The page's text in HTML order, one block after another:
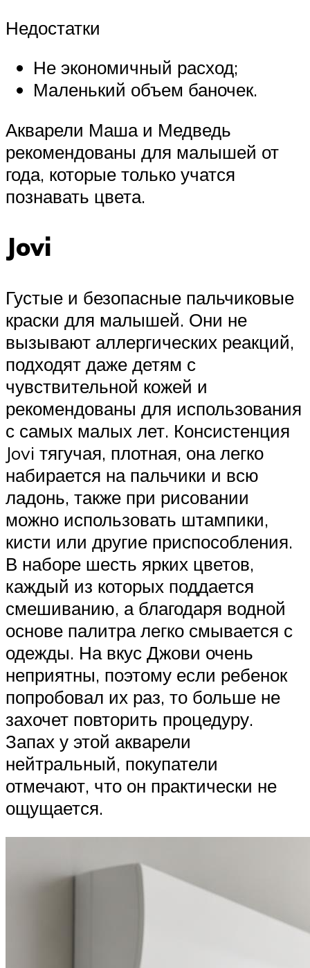
Недостатки
Не экономичный расход;
Маленький объем баночек.
Акварели Маша и Медведь
рекомендованы для малышей от
года, которые только учатся
познавать цвета.
Jovi
Густые и безопасные пальчиковые
краски для малышей. Они не
вызывают аллергических реакций,
подходят даже детям с
чувствительной кожей и
рекомендованы для использования
с самых малых лет. Консистенция
Jovi тягучая, плотная, она легко
набирается на пальчики и всю
ладонь, также при рисовании
можно использовать штампики,
кисти или другие приспособления.
В наборе шесть ярких цветов,
каждый из которых поддается
смешиванию, а благодаря водной
основе палитра легко смывается с
одежды. На вкус Джови очень
неприятны, поэтому если ребенок
попробовал их раз, то больше не
захочет повторить процедуру.
Запах у этой акварели
нейтральный, покупатели
отмечают, что он практически не
ощущается.